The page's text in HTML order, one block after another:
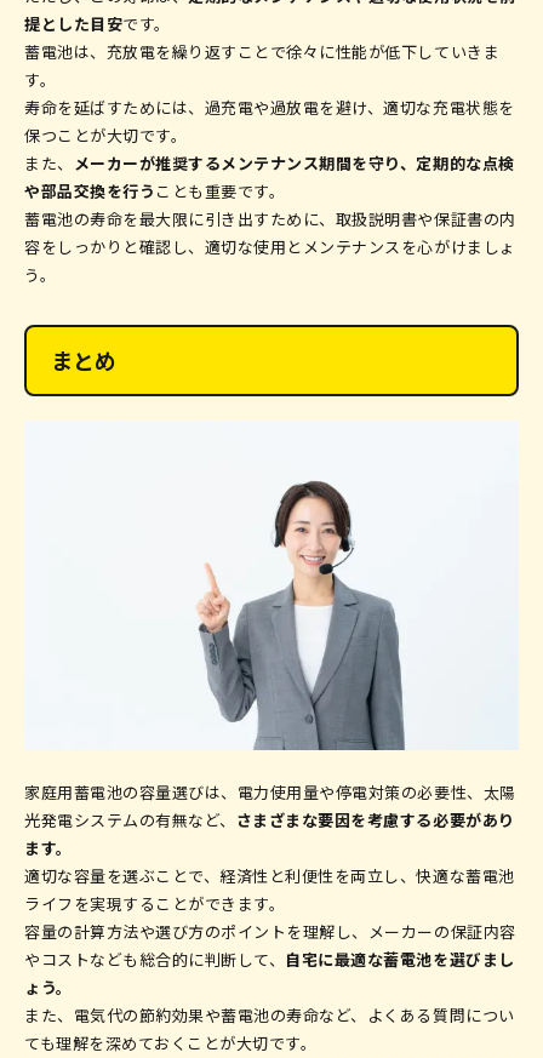
提とした目安です。
蓄電池は、充放電を繰り返すことで徐々に性能が低下していきま
す。
寿命を延ばすためには、過充電や過放電を避け、適切な充電状態を
保つことが大切です。
また、 メーカーが推奨するメンテナンス期間を守り、定期的な点検
や部品交換を行う ことも重要です。
蓄電池の寿命を最大限に引き出すために、取扱説明書や保証書の内
容をしっかりと確認し、適切な使用とメンテナンスを心がけましょ
う。
まとめ
家庭用蓄電池の容量選びは、電力使用量や停電対策の必要性、太陽
光発電システムの有無など、 さまざまな要因を考慮する必要があり
ます。
適切な容量を選ぶことで、経済性と利便性を両立し、快適な蓄電池
ライフを実現することができます。
容量の計算方法や選び方のポイントを理解し、メーカーの保証内容
やコストなども総合的に判断して、 自宅に最適な蓄電池を選びまし
ょう。
また、電気代の節約効果や蓄電池の寿命など、よくある質問につい
ても理解を深めておくことが大切です。